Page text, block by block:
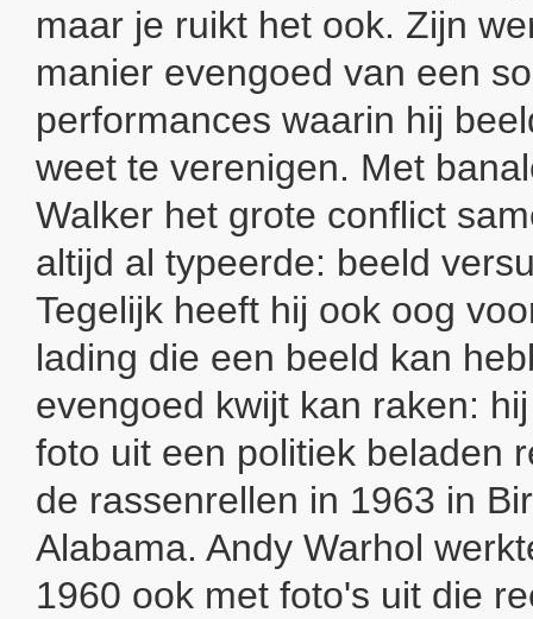
maar je ruikt het ook. Zijn
manier evengoed van een
performances waarin hij
weet te verenigen. Met
Walker het grote conflict
altijd al typeerde: beeld
Tegelijk heeft hij ook oog
lading die een beeld kan
evengoed kwijt kan raken:
foto uit een politiek beladen
de rassenrellen in 1963 in
Alabama. Andy Warhol
1960 ook met foto's uit die